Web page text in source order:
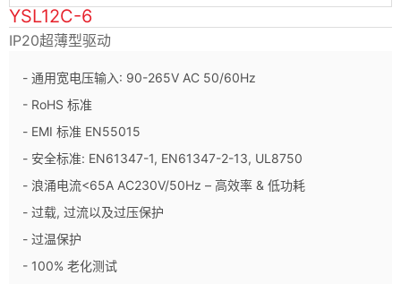
YSL12C-6
IP20超薄型驱动
- 通用宽电压输入: 90-265V AC 50/60Hz
- RoHS 标准
- EMI 标准 EN55015
- 安全标准: EN61347-1, EN61347-2-13, UL8750
- 浪涌电流<65A AC230V/50Hz – 高效率 & 低功耗
- 过载, 过流以及过压保护
- 过温保护
- 100% 老化测试